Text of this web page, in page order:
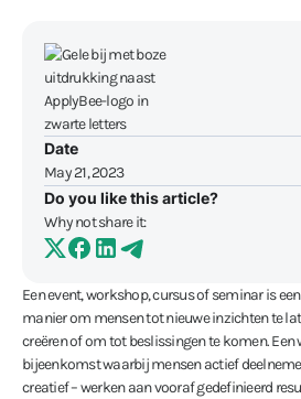
Een event, workshop, cursus of seminar is
manier om mensen tot nieuwe inzichten te
creëren of om tot beslissingen te komen. Een
bijeenkomst waarbij mensen actief
creatief – werken aan vooraf gedefinieerd
Date
May 21, 2023
Do you like this article?
Why not share it: